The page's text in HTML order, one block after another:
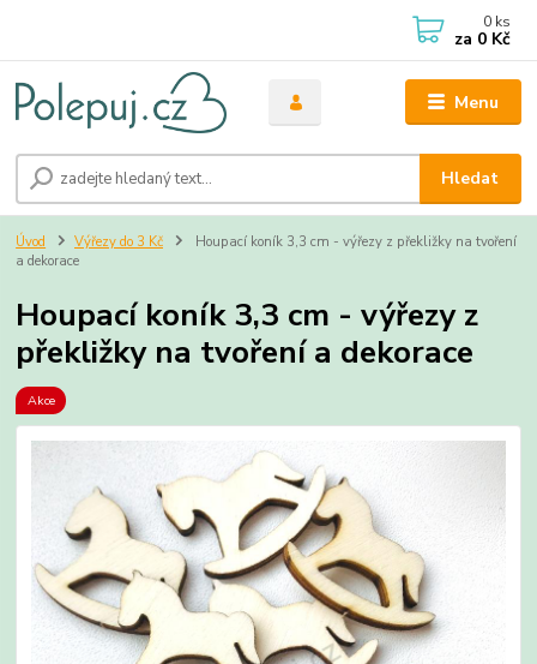
Menu
Hledat
0 ks
za 0 Kč
Úvod Výřezy do 3 Kč
Houpací koník 3,3 cm - výřezy z překližky na tvoření
a dekorace
Houpací koník 3,3 cm - výřezy z
překližky na tvoření a dekorace
Akce